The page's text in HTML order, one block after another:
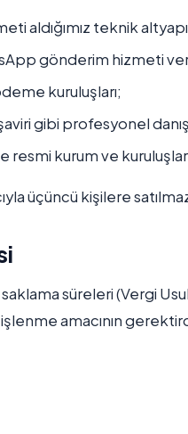
aldığımız teknik altyapı
gönderim hizmeti
kuruluşları;
gibi profesyonel
resmi kurum ve
üçüncü kişilere
süreleri (Vergi
işlenme amacının